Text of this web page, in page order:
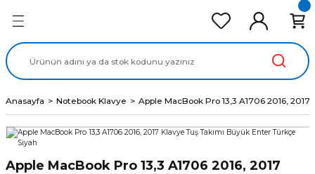
Ekran Panel
Data Kablo
Anasayfa Notebook Klavye Apple MacBook Pro 13,3 A1706 2016,
Apple MacBook Pro 13,3 A1706 2016, 2017